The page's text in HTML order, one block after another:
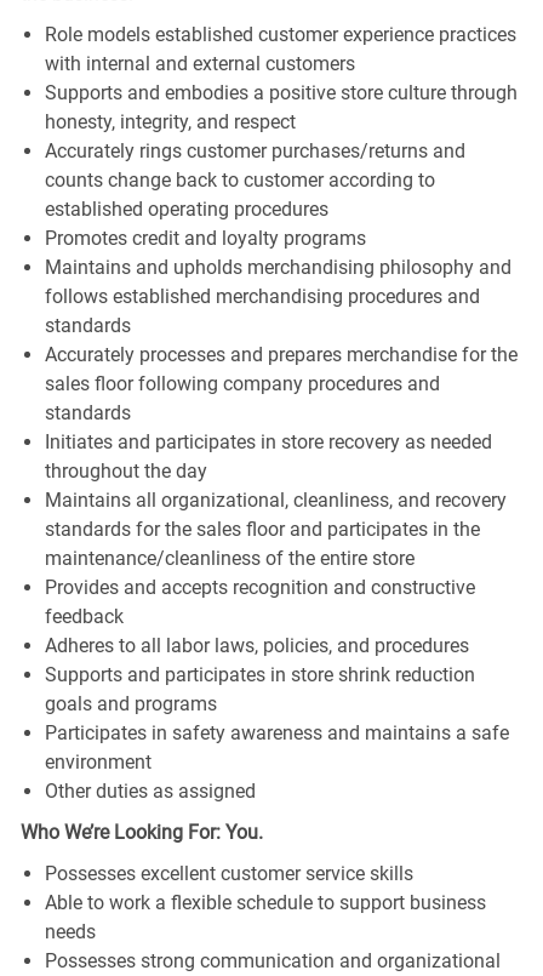
Role models established customer experience practices
with internal and external customers
Supports and embodies a positive store culture through
honesty, integrity, and respect
Accurately rings customer purchases/returns and
counts change back to customer according to
established operating procedures
Promotes credit and loyalty programs
Maintains and upholds merchandising philosophy and
follows established merchandising procedures and
standards
Accurately processes and prepares merchandise for the
sales floor following company procedures and
standards
Initiates and participates in store recovery as needed
throughout the day
Maintains all organizational, cleanliness, and recovery
standards for the sales floor and participates in the
maintenance/cleanliness of the entire store
Provides and accepts recognition and constructive
feedback
Adheres to all labor laws, policies, and procedures
Supports and participates in store shrink reduction
goals and programs
Participates in safety awareness and maintains a safe
environment
Other duties as assigned
Who We’re Looking For: You.
Possesses excellent customer service skills
Able to work a flexible schedule to support business
needs
Possesses strong communication and organizational